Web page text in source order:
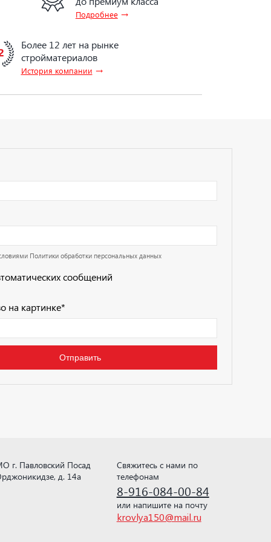
Подробнее→
Более 12 лет на рынке
стройматериалов
История компании →
Политики обработки персональных данных
сообщений
на картинке*
г. Павловский Посад
д. 14а
Свяжитесь с нами по
телефонам
8-916-084-00-84
или напишите на почту
krovlya150@mail.ru